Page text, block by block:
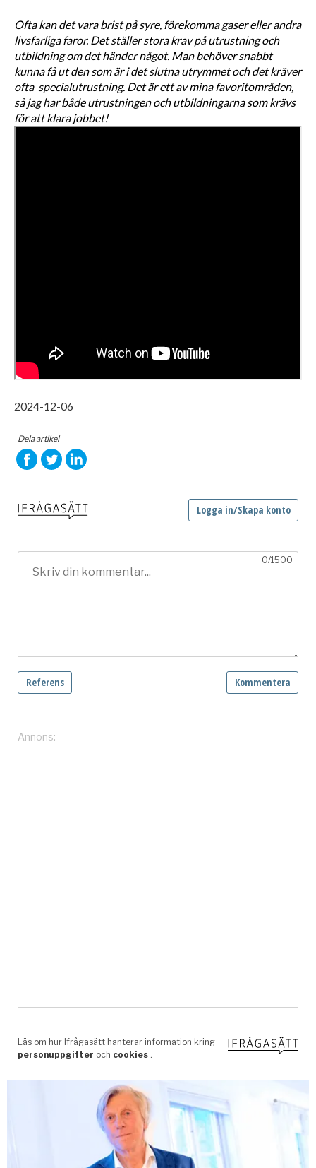
Ofta kan det vara brist på syre, förekomma gaser eller andra
livsfarliga faror. Det ställer stora krav på utrustning och
utbildning om det händer något. Man behöver snabbt
kunna få ut den som är i det slutna utrymmet och det kräver
ofta  specialutrustning. Det är ett av mina favoritområden,
så jag har både utrustningen och utbildningarna som krävs
för att klara jobbet!
2024-12-06
Dela artikel